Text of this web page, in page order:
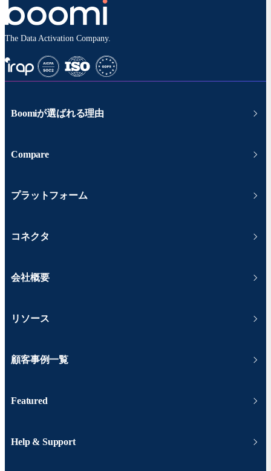
The Data Activation Company.
Boomiが選ばれる理由
Compare
プラットフォーム
コネクタ
会社概要
リソース
顧客事例一覧
Featured
Help & Support